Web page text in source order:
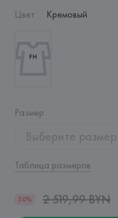
Цвет: Кремовый
Размер:
Выберите размер
Таблица размеров
50% 2 519,99 BYN